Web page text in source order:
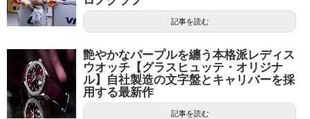
記事を読む
艶やかなパープルを纏う本格派レディス
ウオッチ【グラスヒュッテ・オリジナ
ル】自社製造の文字盤とキャリバーを採
用する最新作
記事を読む